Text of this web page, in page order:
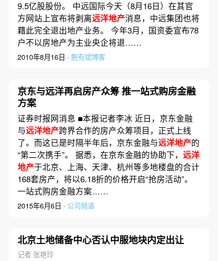
9.5亿股股份。 中远国际今天（8月16日）在其官
方网站上宣布将剥离远洋地产消息，中远集团也将
藉此完全退出地产业务。 今年3月，国资委宣布78
户不以房地产为主业央企将退……
2010年8月16日 · 鲍有斌博客
京东与远洋再启房产众筹 推一站式购房金融
方案
证券时报网消息 ■本报记者李冰 近日，京东金融
与远洋地产跨界合作的房产众筹项目，正式上线
了。而这已是时隔半年后，京东金融与远洋地产的
“第二次携手”。 据悉，在京东金融的协助下， 远洋
地产于北京、上海、天津、杭州等多地楼盘的合计
168套房产，将以6.18折的价格开启“抢房活动”。
一站式购房金融方案……
2015年6月6日 · 公司频道
北京土地储备中心否认中服地块内定出让
记者 张艳玲